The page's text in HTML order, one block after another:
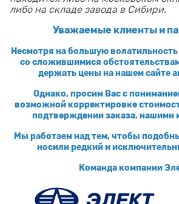
либо на складе завода в Сибири.
Уважаемые клиенты и
Несмотря на большую
со сложившимися
держать цены на нашем сайте
Однако, просим Вас с
возможной корректировке
подтверждении заказа, нашими
Мы работаем над тем, чтобы
носили редкий и
Команда компании